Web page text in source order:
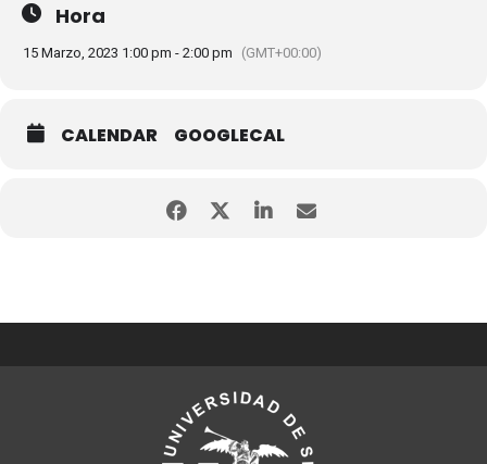
Hora
15 Marzo, 2023 1:00 pm - 2:00 pm (GMT+00:00)
CALENDAR GOOGLECAL